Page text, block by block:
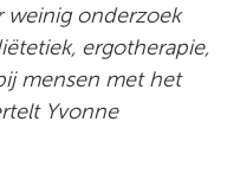
weinig onderzoek
ergotherapie,
mensen met het
Yvonne